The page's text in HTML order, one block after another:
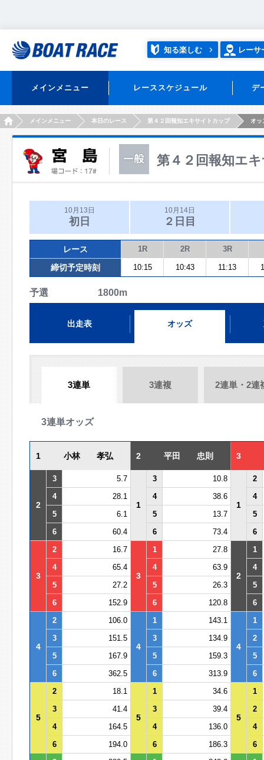
知る楽しむ レーサ
メインメニュー レーススケジュール デ
HOMEメインメニュー 本日のレース 第４２回報知エキサイトカップ オッ
第４２回報知エ
10月13日
初日
10月14日
２日目
レース 1R 2R 3R
締切予定時刻 10:15 10:43 11:13
予選 1800m
出走表 オッズ
3連単 3連複 2連単・2連
3連単オッズ
1 小林 孝弘 2 平田 忠則 3
2
3 5.7
1
3 10.8
1
2
4
28.1 4 38.6
4
5
6.1 5 13.7
5
6
60.4 6 73.4 6
3
2 16.7
3
1 27.8
2
1
4
65.4 4 63.9
4
5
27.2 5 26.3
5
6
152.9 6 120.8 6
4
2 106.0
4
1 143.1
4
1
3
151.5 3 134.9
2
5
167.9 5 159.3
5
6
362.5 6 313.9 6
5
2 18.1
5
1 34.6
5
1
3
41.4 3 39.4
2
4
164.5 4 136.0
4
6
194.0 6 186.3 6